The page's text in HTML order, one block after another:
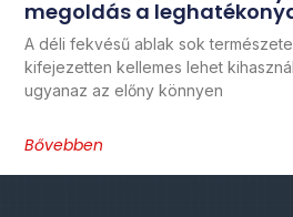
megoldás a
A déli fekvésű ablak sok
kifejezetten kellemes lehet
ugyanaz az előny könnyen
Bővebben